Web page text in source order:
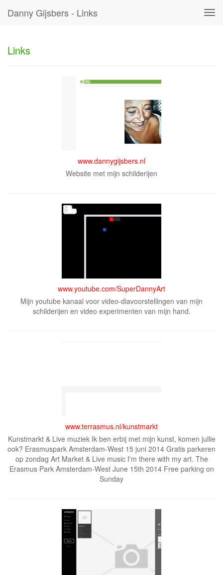
Danny Gijsbers - Links
Links
www.dannygijsbers.nl
Website met mijn schilderijen
www.youtube.com/SuperDannyArt
Mijn youtube kanaal voor video-diavoorstellingen van mijn
schilderijen en video experimenten van mijn hand.
www.terrasmus.nl/kunstmarkt
Kunstmarkt & Live muziek Ik ben erbij met mijn kunst, komen jullie
ook? Erasmuspark Amsterdam-West 15 juni 2014 Gratis parkeren
op zondag Art Market & Live music I'm there with my art. The
Erasmus Park Amsterdam-West June 15th 2014 Free parking on
Sunday